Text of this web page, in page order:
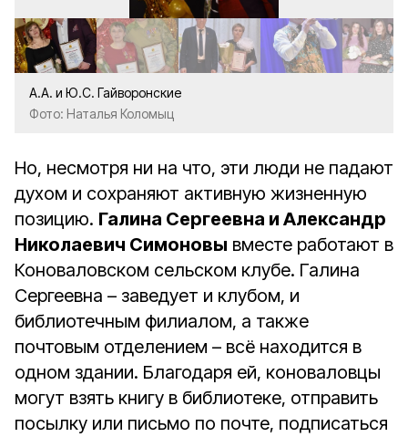
А.А. и Ю.С. Гайворонские
Фото: Наталья Коломыц
Но, несмотря ни на что, эти люди не падают
духом и сохраняют активную жизненную
позицию. Галина Сергеевна и Александр
Николаевич Симоновы вместе работают в
Коноваловском сельском клубе. Галина
Сергеевна – заведует и клубом, и
библиотечным филиалом, а также
почтовым отделением – всё находится в
одном здании. Благодаря ей, коноваловцы
могут взять книгу в библиотеке, отправить
посылку или письмо по почте, подписаться